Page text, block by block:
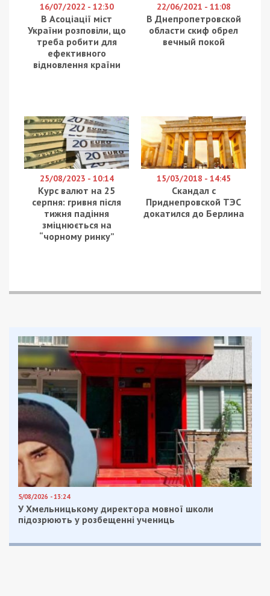
16/07/2022 - 12:30
В Асоціації міст
України розповіли, що
треба робити для
ефективного
відновлення країни
22/06/2021 - 11:08
В Днепропетровской
области скиф обрел
вечный покой
25/08/2023 - 10:14
Курс валют на 25
серпня: гривня після
тижня падіння
зміцнюється на
“чорному ринку”
15/03/2018 - 14:45
Скандал с
Приднепровской ТЭС
докатился до Берлина
5/08/2026 - 13:24
У Хмельницькому директора мовної школи
підозрюють у розбещенні учениць